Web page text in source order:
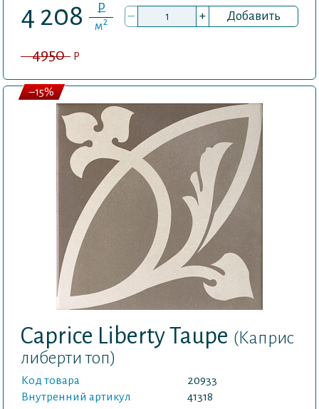
4 208 P
м2 – + Добавить
4950 P
Caprice Liberty Taupe (Каприс
либерти топ)
Код товара
20933
Внутренний артикул
41318
–15%